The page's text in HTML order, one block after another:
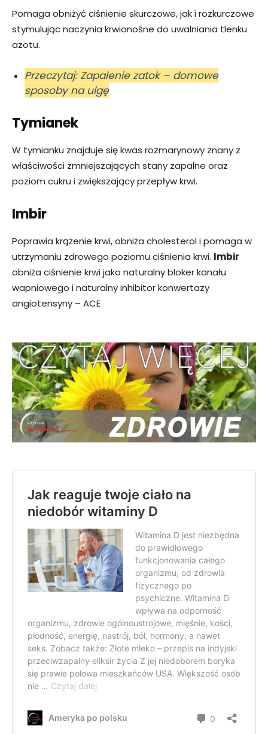
Pomaga obniżyć ciśnienie skurczowe, jak i rozkurczowe
stymulując naczynia krwionośne do uwalniania tlenku
azotu.
Przeczytaj: Zapalenie zatok – domowe
sposoby na ulgę
Tymianek
W tymianku znajduje się kwas rozmarynowy znany z
właściwości zmniejszających stany zapalne oraz
poziom cukru i zwiększający przepływ krwi.
Imbir
Poprawia krążenie krwi, obniża cholesterol i pomaga w
utrzymaniu zdrowego poziomu ciśnienia krwi. Imbir
obniża ciśnienie krwi jako naturalny bloker kanału
wapniowego i naturalny inhibitor konwertazy
angiotensyny – ACE